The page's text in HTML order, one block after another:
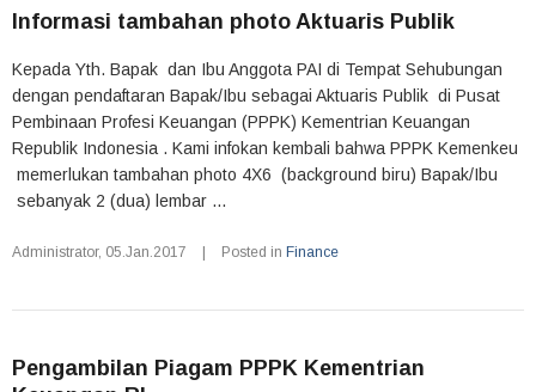
Informasi tambahan photo Aktuaris Publik
Kepada Yth. Bapak dan Ibu Anggota PAI di Tempat Sehubungan
dengan pendaftaran Bapak/Ibu sebagai Aktuaris Publik di Pusat
Pembinaan Profesi Keuangan (PPPK) Kementrian Keuangan
Republik Indonesia . Kami infokan kembali bahwa PPPK Kemenkeu
memerlukan tambahan photo 4X6 (background biru) Bapak/Ibu
sebanyak 2 (dua) lembar ...
Administrator, 05.Jan.2017 Posted in Finance
Pengambilan Piagam PPPK Kementrian